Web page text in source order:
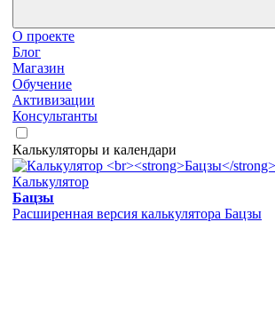
О проекте
Блог
Магазин
Обучение
Активизации
Консультанты
Калькуляторы и календари
Калькулятор
Бацзы
Расширенная версия калькулятора Бацзы